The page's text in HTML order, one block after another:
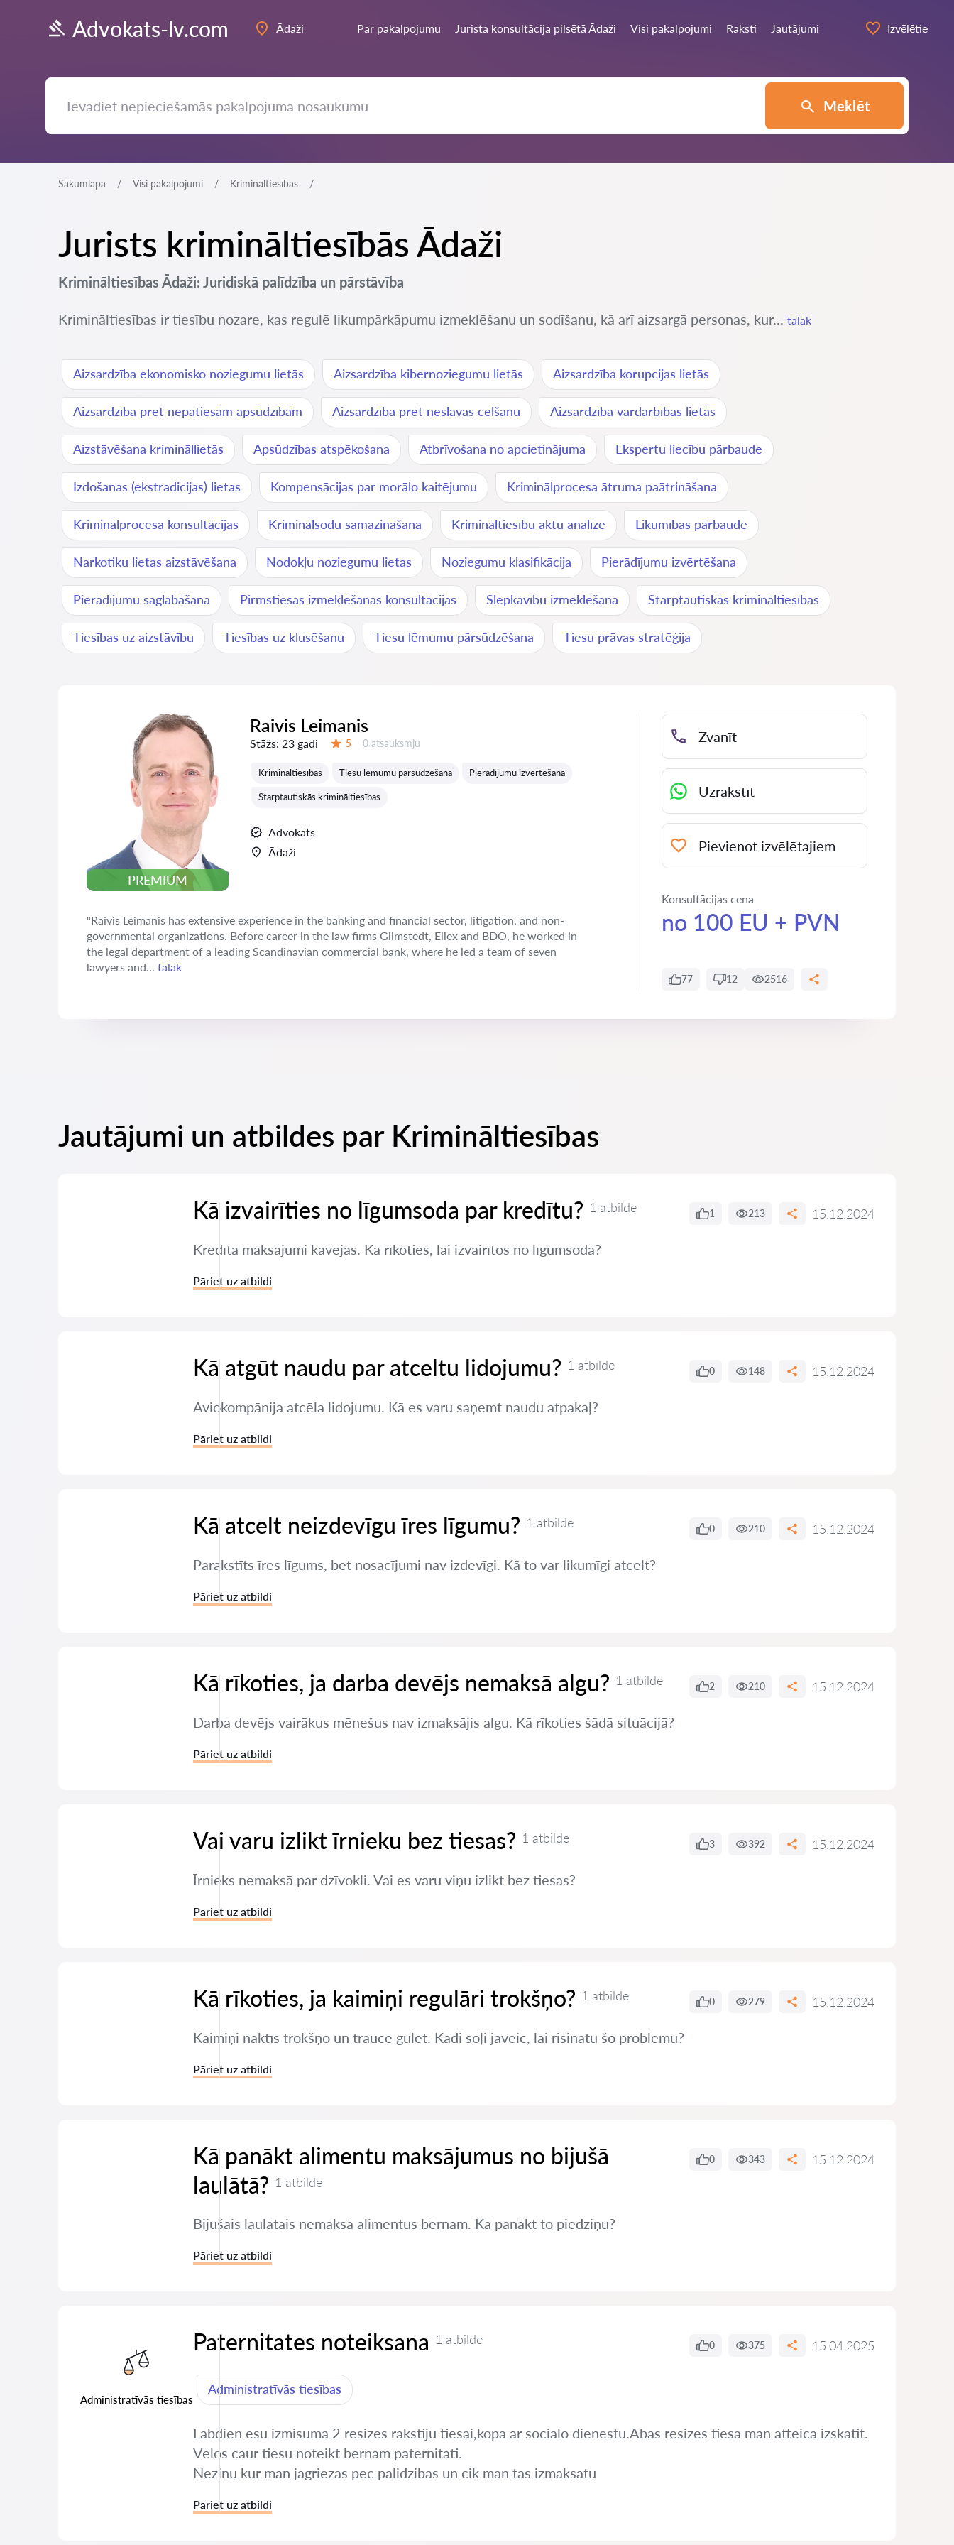
Advokats-lv.com Ādaži Par pakalpojumu Jurista konsultācija pilsētā Ādaži Visi pakalpojumi Raksti Jautājumi Izvēlētie
Meklēt
Sākumlapa Visi pakalpojumi Krimināltiesības
Jurists krimināltiesībās Ādaži
Krimināltiesības Ādaži: Juridiskā palīdzība un pārstāvība
Krimināltiesības ir tiesību nozare, kas regulē likumpārkāpumu izmeklēšanu un sodīšanu, kā arī aizsargā personas, kur... tālāk
Aizsardzība ekonomisko noziegumu lietās Aizsardzība kibernoziegumu lietās Aizsardzība korupcijas lietās
Aizsardzība pret nepatiesām apsūdzībām Aizsardzība pret neslavas celšanu Aizsardzība vardarbības lietās
Aizstāvēšana krimināllietās Apsūdzības atspēkošana Atbrīvošana no apcietinājuma Ekspertu liecību pārbaude
Izdošanas (ekstradicijas) lietas Kompensācijas par morālo kaitējumu Kriminālprocesa ātruma paātrināšana
Kriminālprocesa konsultācijas Kriminālsodu samazināšana Krimināltiesību aktu analīze Likumības pārbaude
Narkotiku lietas aizstāvēšana Nodokļu noziegumu lietas Noziegumu klasifikācija Pierādījumu izvērtēšana
Pierādījumu saglabāšana Pirmstiesas izmeklēšanas konsultācijas Slepkavību izmeklēšana Starptautiskās krimināltiesības
Tiesības uz aizstāvību Tiesības uz klusēšanu Tiesu lēmumu pārsūdzēšana Tiesu prāvas stratēģija
PREMIUM
Raivis Leimanis
Stāžs: 23 gadi 5 Atsauksmes:
0 atsauksmju
Krimināltiesības Tiesu lēmumu pārsūdzēšana Pierādījumu izvērtēšana
Starptautiskās krimināltiesības
Advokāts
Ādaži
"Raivis Leimanis has extensive experience in the banking and financial sector, litigation, and non-
governmental organizations. Before career in the law firms Glimstedt, Ellex and BDO, he worked in
the legal department of a leading Scandinavian commercial bank, where he led a team of seven
lawyers and... tālāk
Zvanīt
Uzrakstīt
Pievienot izvēlētajiem
Konsultācijas cena
no 100 EU + PVN
77 12 2516
Jautājumi un atbildes par Krimināltiesības
Kā izvairīties no līgumsoda par kredītu? 1 atbilde 1 213 15.12.2024
Kredīta maksājumi kavējas. Kā rīkoties, lai izvairītos no līgumsoda?
Pāriet uz atbildi
Kā atgūt naudu par atceltu lidojumu? 1 atbilde 0 148 15.12.2024
Aviokompānija atcēla lidojumu. Kā es varu saņemt naudu atpakaļ?
Pāriet uz atbildi
Kā atcelt neizdevīgu īres līgumu? 1 atbilde 0 210 15.12.2024
Parakstīts īres līgums, bet nosacījumi nav izdevīgi. Kā to var likumīgi atcelt?
Pāriet uz atbildi
Kā rīkoties, ja darba devējs nemaksā algu? 1 atbilde 2 210 15.12.2024
Darba devējs vairākus mēnešus nav izmaksājis algu. Kā rīkoties šādā situācijā?
Pāriet uz atbildi
Vai varu izlikt īrnieku bez tiesas? 1 atbilde 3 392 15.12.2024
Īrnieks nemaksā par dzīvokli. Vai es varu viņu izlikt bez tiesas?
Pāriet uz atbildi
Kā rīkoties, ja kaimiņi regulāri trokšņo? 1 atbilde 0 279 15.12.2024
Kaimiņi naktīs trokšņo un traucē gulēt. Kādi soļi jāveic, lai risinātu šo problēmu?
Pāriet uz atbildi
Kā panākt alimentu maksājumus no bijušā
laulātā? 1 atbilde
0 343 15.12.2024
Bijušais laulātais nemaksā alimentus bērnam. Kā panākt to piedziņu?
Pāriet uz atbildi
Administratīvās tiesības
Paternitates noteiksana 1 atbilde 0 375 15.04.2025
Administratīvās tiesības
Labdien esu izmisuma 2 resizes rakstiju tiesai,kopa ar socialo dienestu.Abas resizes tiesa man atteica izskatit.
Velos caur tiesu noteikt bernam paternitati.
Nezinu kur man jagriezas pec palidzibas un cik man tas izmaksatu
Pāriet uz atbildi